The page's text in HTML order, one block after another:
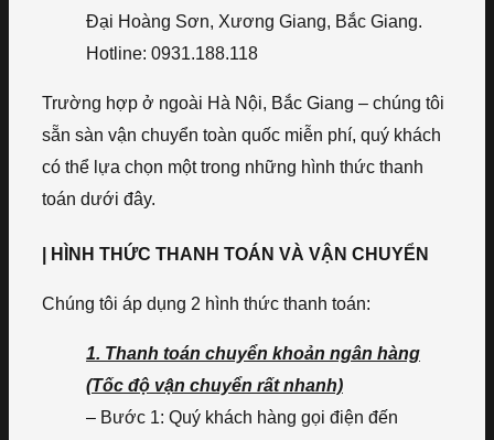
Đại Hoàng Sơn, Xương Giang, Bắc Giang.
Hotline: 0931.188.118
Trường hợp ở ngoài Hà Nội, Bắc Giang – chúng tôi
sẵn sàn vận chuyển toàn quốc miễn phí, quý khách
có thể lựa chọn một trong những hình thức thanh
toán dưới đây.
| HÌNH THỨC THANH TOÁN VÀ VẬN CHUYỂN
Chúng tôi áp dụng 2 hình thức thanh toán:
1. Thanh toán chuyển khoản ngân hàng
(Tốc độ vận chuyển rất nhanh)
– Bước 1: Quý khách hàng gọi điện đến